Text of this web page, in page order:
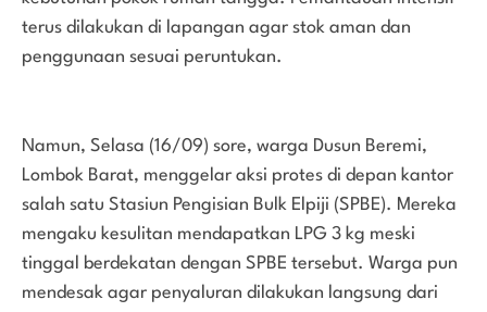
terus dilakukan di lapangan agar stok aman dan
penggunaan sesuai peruntukan.
Namun, Selasa (16/09) sore, warga Dusun Beremi,
Lombok Barat, menggelar aksi protes di depan kantor
salah satu Stasiun Pengisian Bulk Elpiji (SPBE). Mereka
mengaku kesulitan mendapatkan LPG 3 kg meski
tinggal berdekatan dengan SPBE tersebut. Warga pun
mendesak agar penyaluran dilakukan langsung dari